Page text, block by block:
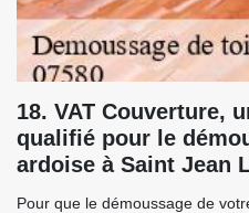
18. VAT Couverture,
qualifié pour le
ardoise à Saint Jean
Pour que le démoussage de